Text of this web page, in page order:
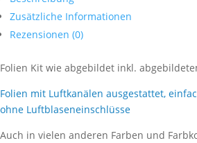
Zusätzliche Informationen
Rezensionen (0)
Folien Kit wie abgebildet inkl.
Folien mit Luftkanälen ausgestattet,
ohne Luftblaseneinschlüsse
Auch in vielen anderen Farben und